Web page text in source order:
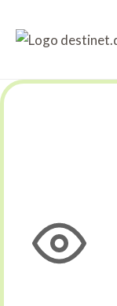
Inhalt
springen